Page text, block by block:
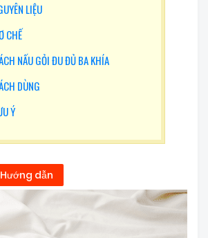
LIỆU
CHẾ
NẤU GỎI ĐU ĐỦ BA KHÍA
DÙNG
Ý
dẫn